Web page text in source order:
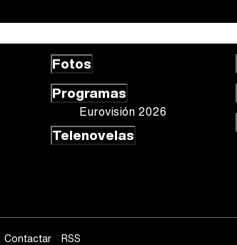
Fotos
Programas
Eurovisión 2026
Telenovelas
Contactar RSS